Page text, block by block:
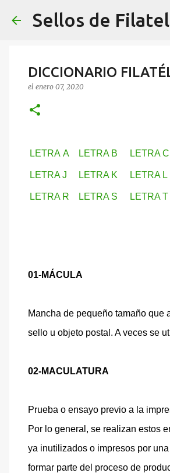
Sellos de
DICCIONARIO
el enero 07, 2020
LETRA A LETRA B LETRA C
LETRA J LETRA K LETRA L
LETRA R LETRA S LETRA T
01-MÁCULA
Mancha de pequeño tamaño que
sello u objeto postal. A veces se
02-MACULATURA
Prueba o ensayo previo a la
Por lo general, se realizan estos
ya inutilizados o impresos por
formar parte del proceso de